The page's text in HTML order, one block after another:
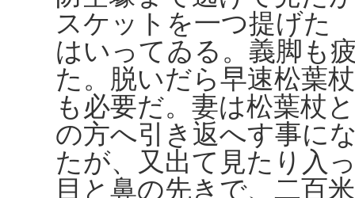
スケットを一つ提げた
はいってゐる。義脚も
た。脱いだら早速松葉
も必要だ。妻は松葉杖
の方へ引き返へす事に
たが、又出て見たり入
目と鼻の先きで、二百